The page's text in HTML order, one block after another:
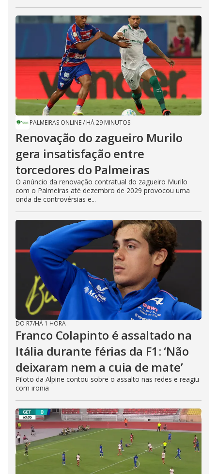
PALMEIRAS ONLINE/ HÁ 29 MINUTOS
Renovação do zagueiro Murilo
gera insatisfação entre
torcedores do Palmeiras
O anúncio da renovação contratual do zagueiro Murilo
com o Palmeiras até dezembro de 2029 provocou uma
onda de controvérsias e...
DO R7/HÁ 1 HORA
Franco Colapinto é assaltado na
Itália durante férias da F1: ‘Não
deixaram nem a cuia de mate’
Piloto da Alpine contou sobre o assalto nas redes e reagiu
com ironia